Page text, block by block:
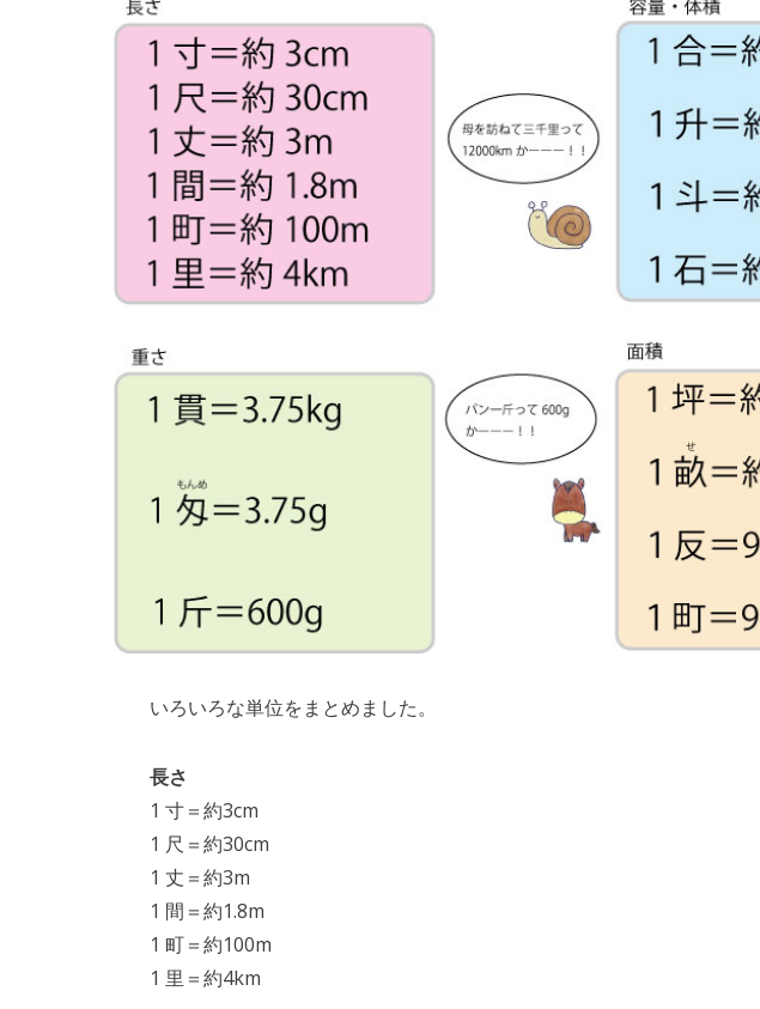
いろいろな単位をまとめました。
長さ
1 寸＝約3cm
1 尺＝約30cm
1 丈＝約3m
1 間＝約1.8m
1 町＝約100m
1 里＝約4km